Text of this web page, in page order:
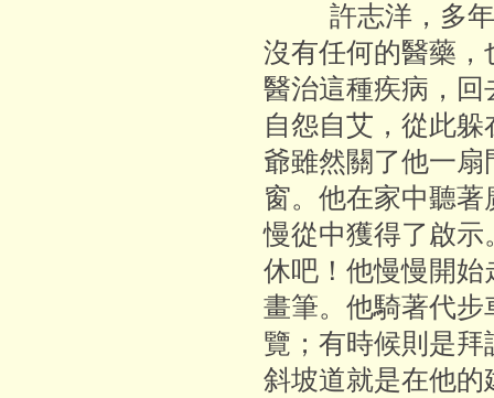
許志洋，多年
沒有任何的醫藥
醫治這種疾病，
自怨自艾，從此
爺雖然關了他一
窗。他在家中聽
慢從中獲得了啟
休吧！他慢慢開
畫筆。他騎著代
覽；有時候則是
斜坡道就是在他